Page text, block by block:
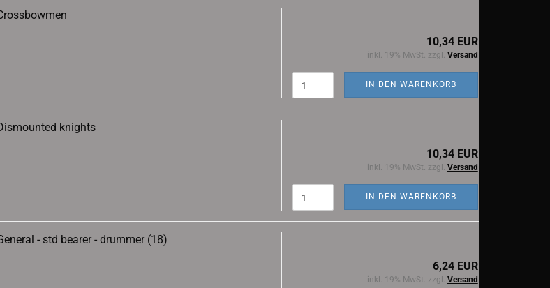
10,34 EUR
inkl. 19% MwSt. zzgl. Versand
IN DEN WARENKORB
knights
10,34 EUR
inkl. 19% MwSt. zzgl. Versand
IN DEN WARENKORB
- std bearer - drummer (18)
6,24 EUR
inkl. 19% MwSt. zzgl. Versand